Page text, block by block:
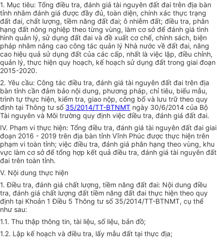
1. Mục tiêu: Tổng điều tra, đánh giá tài nguyên đất đai trên địa bàn
tỉnh nhằm đánh giá được đầy đủ, toàn diện, chính xác thực trạng
đất đai, chất lượng, tiềm năng đất đai; ô nhiễm đất; điều tra, phân
hạng đất nông nghiệp theo từng vùng, làm cơ sở để đánh giá tình
hình quản lý, sử dụng đất đai và đề xuất cơ chế, chính sách, biện
pháp nhằm nâng cao công tác quản lý Nhà nước về đất đai, nâng
cao hiệu quả sử dụng đất của các cấp, nhất là việc lập, điều chỉnh,
quản lý, thực hiện quy hoạch, kế hoạch sử dụng đất trong giai đoạn
2015-2020.
2. Yêu cầu: Công tác điều tra, đánh giá tài nguyên đất đai trên địa
bàn tỉnh cần đảm bảo nội dung, phương pháp, chỉ tiêu, biểu mẫu,
trình tự thực hiện, kiểm tra, giao nộp, công bốvà lưu trữ theo quy
định tại Thông tư số 35/2014/TT-BTNMT ngày 30/6/2014 của Bộ
Tài nguyên và Môi trường quy định việc điều tra, đánh giá đất đai.
IV. Phạm vi thực hiện: Tổng điều tra, đánh giá tài nguyên đất đai giai
đoạn 2016 - 2019 trên địa bàn tỉnh Vĩnh Phúc được thực hiện trên
phạm vi toàn tỉnh; việc điều tra, đánh giá phân hạng theo vùng, khu
vực làm cơ sở để tổng hợp kết quả điều tra, đánh giá tài nguyên đất
đai trên toàn tỉnh.
V. Nội dung thực hiện
1. Điều tra, đánh giá chất lượng, tiềm năng đất đai: Nội dung điều
tra, đánh giá chất lượng đất tiềm năng đất đai thực hiện theo quy
định tại Khoản 1Điều 5 Thông tư số 35/2014/TT-BTNMT, cụ thể
như sau:
1.1. Thu thập thông tin, tài liệu, số liệu, bản đồ;
1.2. Lập kế hoạch và điều tra, lấy mẫu đất tại thực địa;